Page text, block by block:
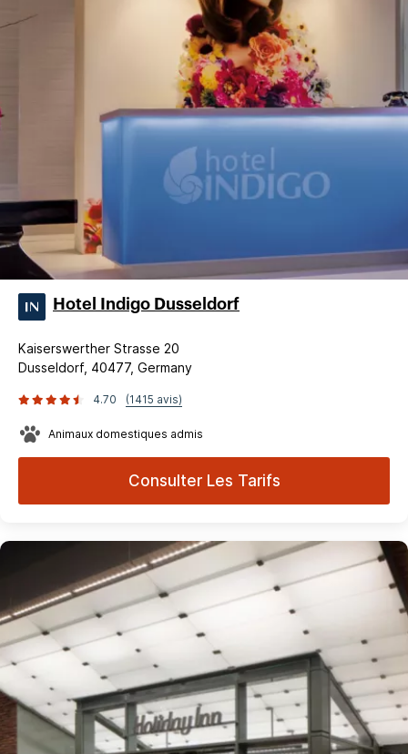
Hotel Indigo Dusseldorf
Kaiserswerther Strasse 20
Dusseldorf, 40477, Germany
4.70 (1415 avis)
Animaux domestiques admis
Consulter Les Tarifs